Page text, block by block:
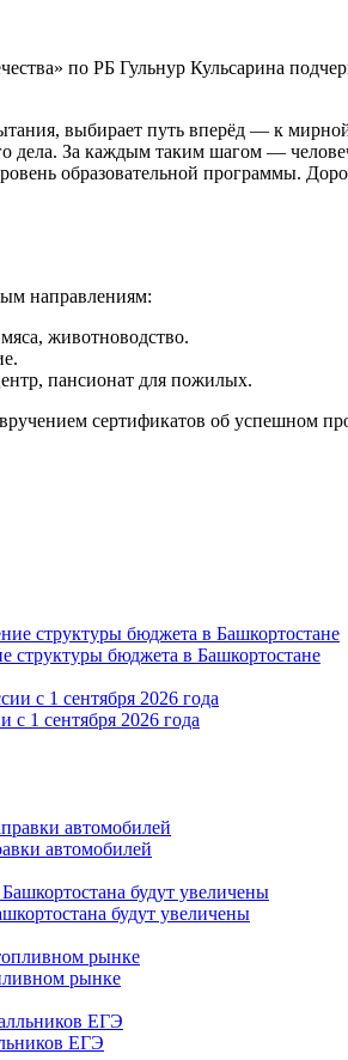
по РБ Гульнур Кульсарина
выбирает путь вперёд — к
дела. За каждым таким шагом —
образовательной программы.
направлениям:
животноводство.
пансионат для пожилых.
сертификатов об успешном
структуры бюджета в Башкортостане
с 1 сентября 2026 года
автомобилей
будут увеличены
рынке
ЕГЭ